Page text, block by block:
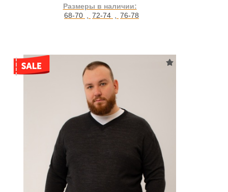
Размеры в наличии:
68-70 , 72-74 , 76-78